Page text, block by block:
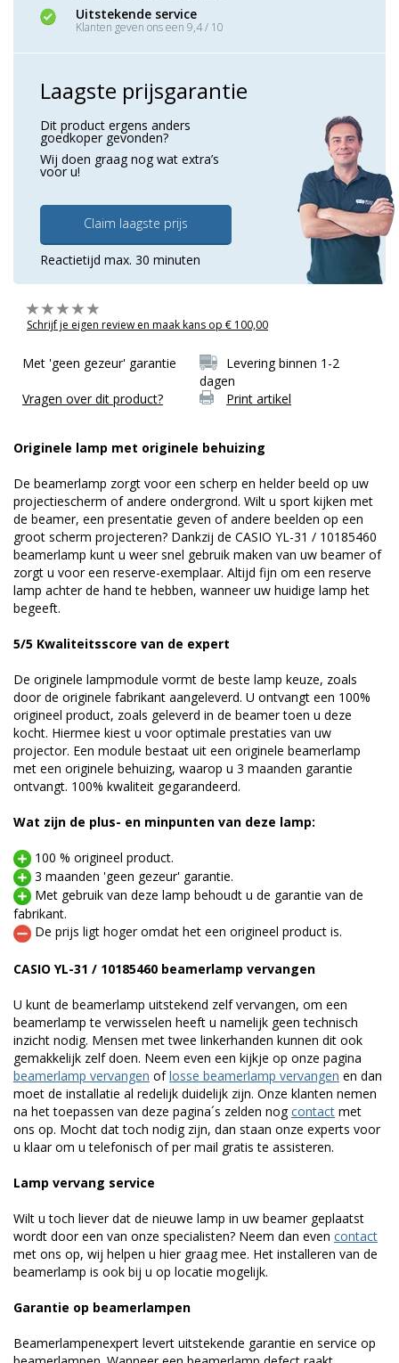
Uitstekende service
Klanten geven ons een 9,4 / 10
Laagste prijsgarantie
Dit product ergens anders
goedkoper gevonden?
Wij doen graag nog wat extra’s
voor u!
Claim laagste prijs
Reactietijd max. 30 minuten
Schrijf je eigen review en maak kans op € 100,00
Met 'geen gezeur' garantie
Levering binnen 1-2
dagen
Vragen over dit product?
Print artikel
Originele lamp met originele behuizing
De beamerlamp zorgt voor een scherp en helder beeld op uw
projectiescherm of andere ondergrond. Wilt u sport kijken met
de beamer, een presentatie geven of andere beelden op een
groot scherm projecteren? Dankzij de CASIO YL-31 / 10185460
beamerlamp kunt u weer snel gebruik maken van uw beamer of
zorgt u voor een reserve-exemplaar. Altijd fijn om een reserve
lamp achter de hand te hebben, wanneer uw huidige lamp het
begeeft.
5/5 Kwaliteitsscore van de expert
De originele lampmodule vormt de beste lamp keuze, zoals
door de originele fabrikant aangeleverd. U ontvangt een 100%
origineel product, zoals geleverd in de beamer toen u deze
kocht. Hiermee kiest u voor optimale prestaties van uw
projector. Een module bestaat uit een originele beamerlamp
met een originele behuizing, waarop u 3 maanden garantie
ontvangt. 100% kwaliteit gegarandeerd.
Wat zijn de plus- en minpunten van deze lamp:
100 % origineel product.
3 maanden 'geen gezeur' garantie.
Met gebruik van deze lamp behoudt u de garantie van de
fabrikant.
De prijs ligt hoger omdat het een origineel product is.
CASIO YL-31 / 10185460 beamerlamp vervangen
U kunt de beamerlamp uitstekend zelf vervangen, om een
beamerlamp te verwisselen heeft u namelijk geen technisch
inzicht nodig. Mensen met twee linkerhanden kunnen dit ook
gemakkelijk zelf doen. Neem even een kijkje op onze pagina
beamerlamp vervangen oflosse beamerlamp vervangen en dan
moet de installatie al redelijk duidelijk zijn. Onze klanten nemen
na het toepassen van deze pagina´s zelden nogcontact met
ons op. Mocht dat toch nodig zijn, dan staan onze experts voor
u klaar om u telefonisch of per mail gratis te assisteren.
Lamp vervang service
Wilt u toch liever dat de nieuwe lamp in uw beamer geplaatst
wordt door een van onze specialisten? Neem dan even contact
met ons op, wij helpen u hier graag mee. Het installeren van de
beamerlamp is ook bij u op locatie mogelijk.
Garantie op beamerlampen
Beamerlampenexpert levert uitstekende garantie en service op